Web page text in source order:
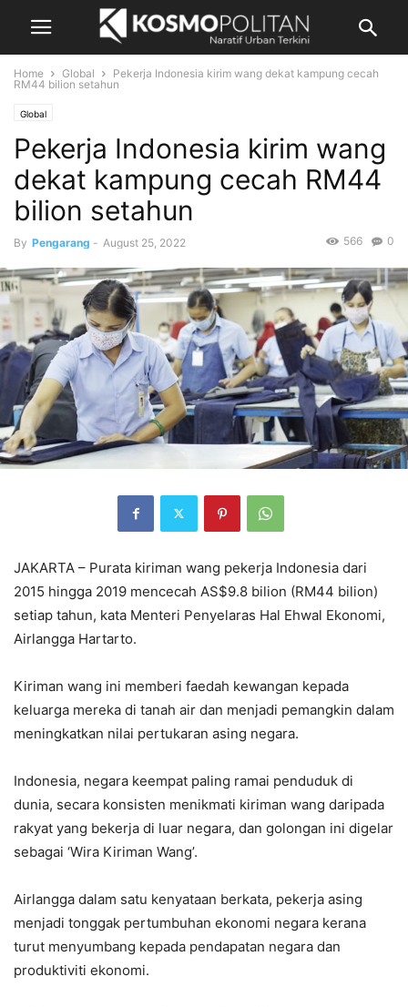
Home Global
Pekerja Indonesia kirim wang dekat kampung cecah
RM44 bilion setahun
Global
Pekerja Indonesia kirim wang
dekat kampung cecah RM44
bilion setahun
By Pengarang - August 25, 2022 0
566
JAKARTA – Purata kiriman wang pekerja Indonesia dari
2015 hingga 2019 mencecah AS$9.8 bilion (RM44 bilion)
setiap tahun, kata Menteri Penyelaras Hal Ehwal Ekonomi,
Airlangga Hartarto.
Kiriman wang ini memberi faedah kewangan kepada
keluarga mereka di tanah air dan menjadi pemangkin dalam
meningkatkan nilai pertukaran asing negara.
Indonesia, negara keempat paling ramai penduduk di
dunia, secara konsisten menikmati kiriman wang daripada
rakyat yang bekerja di luar negara, dan golongan ini digelar
sebagai ‘Wira Kiriman Wang’.
Airlangga dalam satu kenyataan berkata, pekerja asing
menjadi tonggak pertumbuhan ekonomi negara kerana
turut menyumbang kepada pendapatan negara dan
produktiviti ekonomi.